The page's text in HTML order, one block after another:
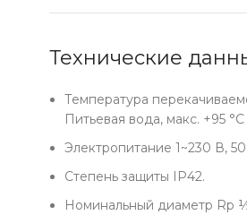
Технические
Температура
Питьевая вода, макс. +95 °С
Электропитание 1~230 В,
Степень защиты IP42.
Номинальный диаметр Rp